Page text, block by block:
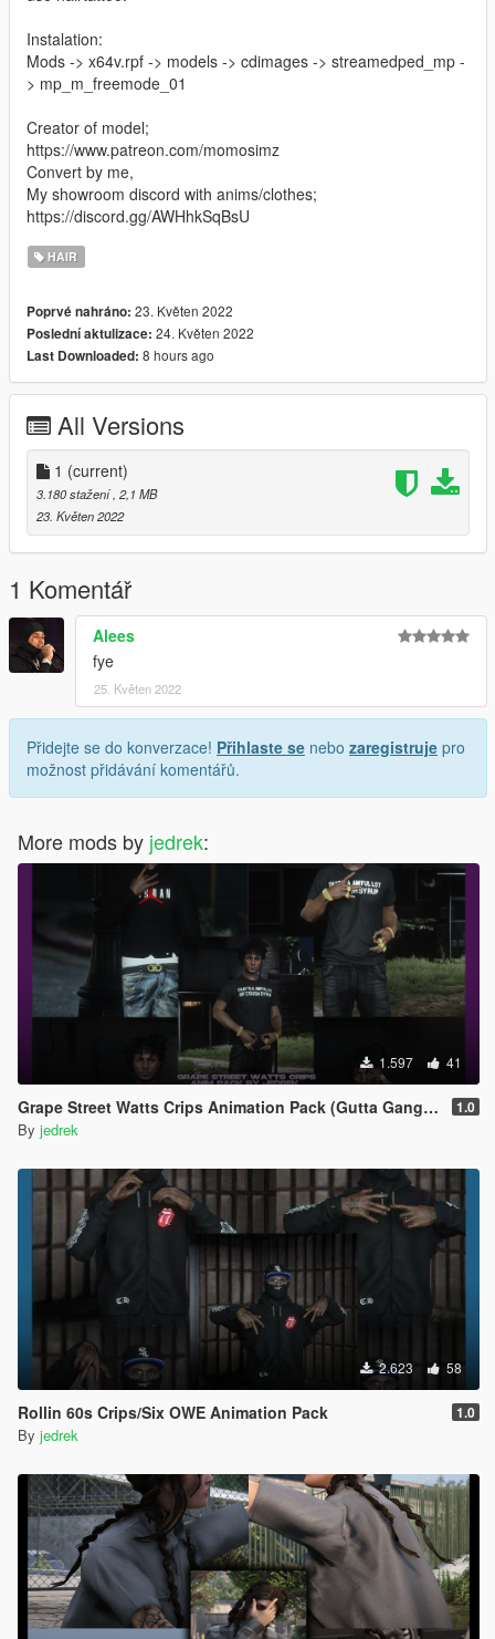
Instalation:
Mods -> x64v.rpf -> models -> cdimages -> streamedped_mp -
> mp_m_freemode_01
Creator of model;
https://www.patreon.com/momosimz
Convert by me,
My showroom discord with anims/clothes;
https://discord.gg/AWHhkSqBsU
HAIR
Poprvé nahráno: 23. Květen 2022
Poslední aktulizace: 24. Květen 2022
Last Downloaded: 8 hours ago
All Versions
1 (current)
3.180 stažení , 2,1 MB
23. Květen 2022
1 Komentář
Alees
fye
25. Květen 2022
Přidejte se do konverzace! Přihlaste se nebo zaregistruje pro
možnost přidávání komentářů.
More mods by jedrek:
1.597 41
Grape Street Watts Crips Animation Pack (Gutta Gang, GSWC) 1.0
By jedrek
2.623 58
Rollin 60s Crips/Six OWE Animation Pack 1.0
By jedrek